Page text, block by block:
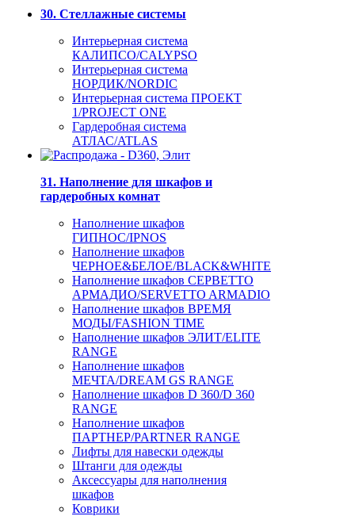
30. Стеллажные системы
Интерьерная система
КАЛИПСО/CALYPSO
Интерьерная система
НОРДИК/NORDIC
Интерьерная система ПРОЕКТ
1/PROJECT ONE
Гардеробная система
АТЛАС/ATLAS
31. Наполнение для шкафов и
гардеробных комнат
Наполнение шкафов
ГИПНОС/IPNOS
Наполнение шкафов
ЧЕРНОЕ&БЕЛОЕ/BLACK&WHITE
Наполнение шкафов СЕРВЕТТО
АРМАДИО/SERVETTO ARMADIO
Наполнение шкафов ВРЕМЯ
МОДЫ/FASHION TIME
Наполнение шкафов ЭЛИТ/ELITE
RANGE
Наполнение шкафов
МЕЧТА/DREAM GS RANGE
Наполнение шкафов D 360/D 360
RANGE
Наполнение шкафов
ПАРТНЕР/PARTNER RANGE
Лифты для навески одежды
Штанги для одежды
Аксессуары для наполнения
шкафов
Коврики